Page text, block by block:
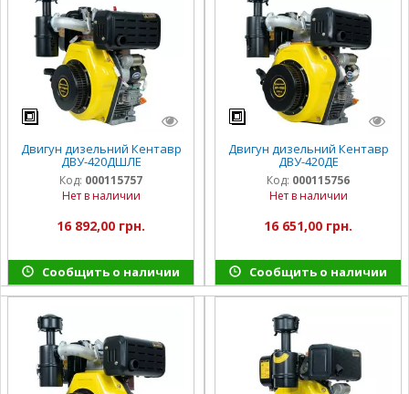
Двигун дизельний Кентавр
ДВУ-420ДШЛЕ
Код: 000115757
Нет в наличии
16 892,00 грн.
Сообщить о наличии
Двигун дизельний Кентавр
ДВУ-420ДЕ
Код: 000115756
Нет в наличии
16 651,00 грн.
Сообщить о наличии